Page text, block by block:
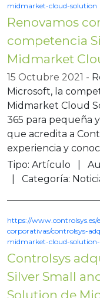
Renovamos
competencia
Midmarket
midmarket-cloud-solution
15 Octubre 2021
Microsoft, la
Midmarket Cloud
365 para pequeña
que acredita a
experiencia y
Tipo: Artículo
Categoría:
Controlsys
Silver Small
Solution de
https://www.controlsys.es/
corporativas/controlsys-
midmarket-cloud-